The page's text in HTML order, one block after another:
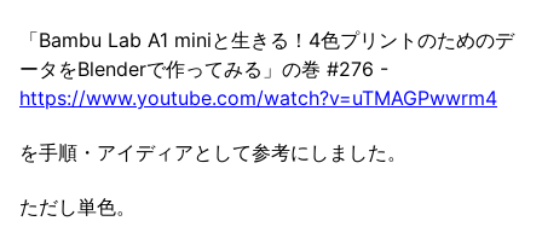
「Bambu Lab A1 miniと生きる！4色プリントのためのデ
ータをBlenderで作ってみる」の巻 #276 -
https://www.youtube.com/watch?v=uTMAGPwwrm4
を手順・アイディアとして参考にしました。
ただし単色。